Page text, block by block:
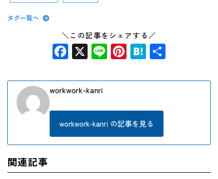
タグ一覧へ
＼この記事をシェアする／
Facebook
X LinePinterest
Hatena
workwork-kanri
workwork-kanri の記事を見る
関連記事